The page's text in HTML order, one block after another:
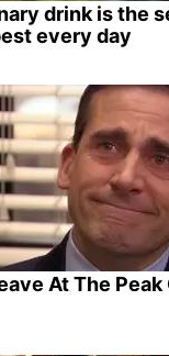
drink is the
every day
At The Peak